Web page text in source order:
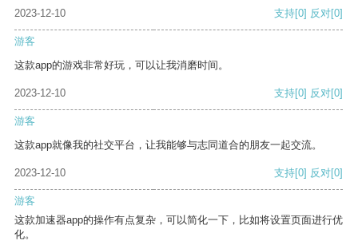
2023-12-10
支持[0] 反对[0]
游客
这款app的游戏非常好玩，可以让我消磨时间。
2023-12-10 支持[0] 反对[0]
游客
这款app就像我的社交平台，让我能够与志同道合的朋友一起交流。
2023-12-10 支持[0] 反对[0]
游客
这款加速器app的操作有点复杂，可以简化一下，比如将设置页面进行优
化。